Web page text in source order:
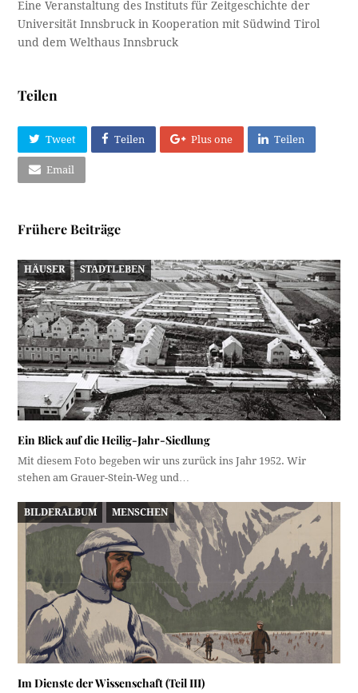
Eine Veranstaltung des Instituts für Zeitgeschichte der
Universität Innsbruck in Kooperation mit Südwind Tirol
und dem Welthaus Innsbruck
Teilen
Tweet Teilen Plus one Teilen
Email
Frühere Beiträge
HÄUSER STADTLEBEN
Ein Blick auf die Heilig-Jahr-Siedlung
Mit diesem Foto begeben wir uns zurück ins Jahr 1952. Wir
stehen am Grauer-Stein-Weg und…
BILDERALBUM MENSCHEN
Im Dienste der Wissenschaft (Teil III)